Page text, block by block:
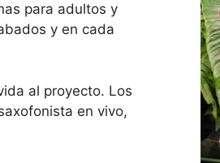
para adultos y
y en cada
al proyecto. Los
en vivo,